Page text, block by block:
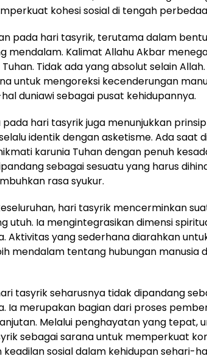
kohesi sosial di tengah
pada hari tasyrik, terutama dalam
mendalam. Kalimat Allahu Akbar
Tidak ada yang absolut selain
untuk mengoreksi kecenderungan
duniawi sebagai pusat kehidupannya.
hari tasyrik juga menunjukkan
identik dengan asketisme. Ada saat
karunia Tuhan dengan penuh
sebagai sesuatu yang harus
rasa syukur.
hari tasyrik mencerminkan
utuh. Ia mengintegrasikan dimensi
Aktivitas yang sederhana diarahkan
mendalam tentang hubungan manusia
tasyrik seharusnya tidak dipandang
Ia merupakan bagian dari proses
Melalui penghayatan yang tepat,
sebagai sarana untuk memperkuat
sosial dalam kehidupan sehari-